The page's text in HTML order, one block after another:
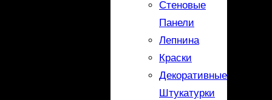
Стеновые
Панели
Лепнина
Краски
Декоративные
Штукатурки